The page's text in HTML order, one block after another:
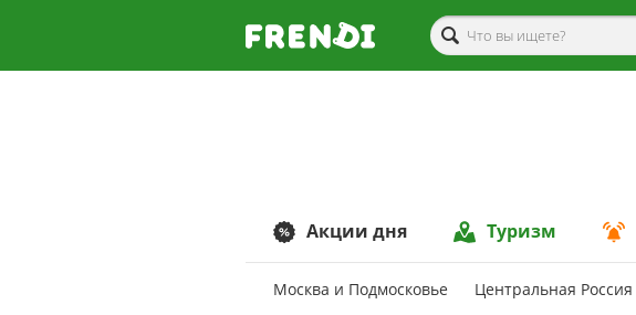
Акции дня Туризм
Москва и Подмосковье Центральная Россия